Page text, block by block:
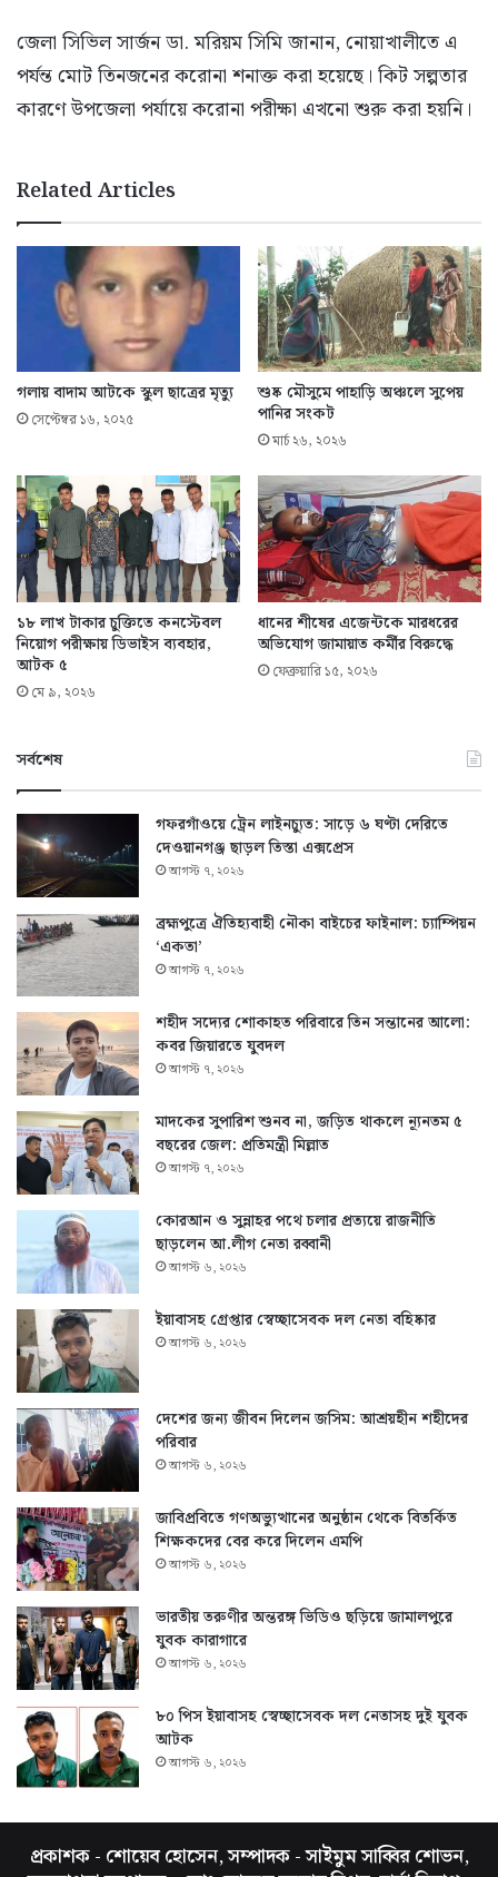
জেলা সিভিল সার্জন ডা. মরিয়ম সিমি জানান, নোয়াখালীতে এ
পর্যন্ত মোট তিনজনের করোনা শনাক্ত করা হয়েছে। কিট সল্পতার
কারণে উপজেলা পর্যায়ে করোনা পরীক্ষা এখনো শুরু করা হয়নি।
Related Articles
গলায় বাদাম আটকে স্কুল ছাত্রের মৃত্যু
সেপ্টেম্বর ১৬, ২০২৫
শুষ্ক মৌসুমে পাহাড়ি অঞ্চলে সুপেয়
পানির সংকট
মার্চ ২৬, ২০২৬
১৮ লাখ টাকার চুক্তিতে কনস্টেবল
নিয়োগ পরীক্ষায় ডিভাইস ব্যবহার,
আটক ৫
মে ৯, ২০২৬
ধানের শীষের এজেন্টকে মারধরের
অভিযোগ জামায়াত কর্মীর বিরুদ্ধে
ফেব্রুয়ারি ১৫, ২০২৬
সর্বশেষ
গফরগাঁওয়ে ট্রেন লাইনচ্যুত: সাড়ে ৬ ঘণ্টা দেরিতে
দেওয়ানগঞ্জ ছাড়ল তিস্তা এক্সপ্রেস
আগস্ট ৭, ২০২৬
ব্রহ্মপুত্রে ঐতিহ্যবাহী নৌকা বাইচের ফাইনাল: চ্যাম্পিয়ন
‘একতা’
আগস্ট ৭, ২০২৬
শহীদ সদ্যের শোকাহত পরিবারে তিন সন্তানের আলো:
কবর জিয়ারতে যুবদল
আগস্ট ৭, ২০২৬
মাদকের সুপারিশ শুনব না, জড়িত থাকলে ন্যূনতম ৫
বছরের জেল: প্রতিমন্ত্রী মিল্লাত
আগস্ট ৭, ২০২৬
কোরআন ও সুন্নাহর পথে চলার প্রত্যয়ে রাজনীতি
ছাড়লেন আ.লীগ নেতা রব্বানী
আগস্ট ৬, ২০২৬
ইয়াবাসহ গ্রেপ্তার স্বেচ্ছাসেবক দল নেতা বহিষ্কার
আগস্ট ৬, ২০২৬
দেশের জন্য জীবন দিলেন জসিম: আশ্রয়হীন শহীদের
পরিবার
আগস্ট ৬, ২০২৬
জাবিপ্রবিতে গণঅভ্যুত্থানের অনুষ্ঠান থেকে বিতর্কিত
শিক্ষকদের বের করে দিলেন এমপি
আগস্ট ৬, ২০২৬
ভারতীয় তরুণীর অন্তরঙ্গ ভিডিও ছড়িয়ে জামালপুরে
যুবক কারাগারে
আগস্ট ৬, ২০২৬
৮০ পিস ইয়াবাসহ স্বেচ্ছাসেবক দল নেতাসহ দুই যুবক
আটক
আগস্ট ৬, ২০২৬
প্রকাশক - শোয়েব হোসেন, সম্পাদক - সাইমুম সাব্বির শোভন,